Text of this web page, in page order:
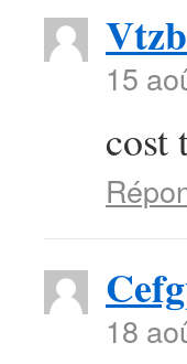
15
cost
18